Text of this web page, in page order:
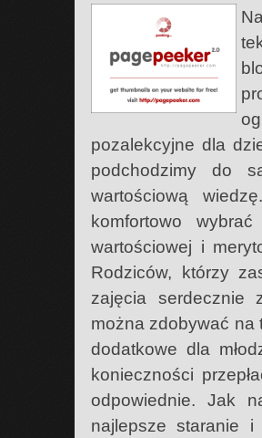
pozalekcyjne dla
podchodzimy do
wartościową
komfortowo
wartościowej i
Rodziców, którzy
zajęcia serdecznie
można zdobywać na
dodatkowe dla
konieczności
odpowiednie. Jak
najlepsze staranie